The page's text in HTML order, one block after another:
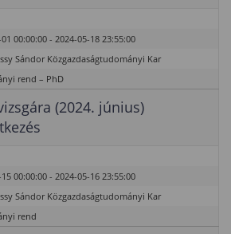
00:00:00 - 2024-05-18 23:55:00
Sándor Közgazdaságtudományi Kar
rend – PhD
(2024. június)
00:00:00 - 2024-05-16 23:55:00
Sándor Közgazdaságtudományi Kar
rend